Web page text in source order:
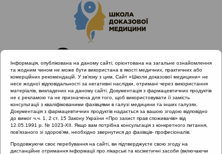
Головна Нормативні документи Бронхіт
Рубрика:
Бронхіт
Інформація, опублікована на даному сайті, орієнтована на загальне ознайомлення
та жодним чином не може бути використана в якості медичних, практичних або
комерційних рекомендацій. У зв’язку з цим, Сайт «Школи доказової медицини» не
несе жодної відповідальності за негативні наслідки, отримані через використання
матеріалів, викладених на даному сайті. Документація з фармацевтичних продуктів
не є рекламою та не призначена для того, щоб використовувати її замість
консультації з кваліфікованими фахівцями в галузі медицини та інших галузях.
Документація з фармацевтичних продуктів надається за вашою згодою відповідно
до вимог ч.ч. 1, 2 ст. 15 Закону України «Про захист прав споживачів» від
12.05.1991 р. № 1023-XII. Якщо вам потрібна консультація з конкретного питання,
пов’язаного зі здоров’ям, необхідно звернутися до фахівців- професіоналів.
Продовжуючи своє перебування на сайті, ви підтверджуєте свою згоду на
дистанційне отримання інформації про лікарські та косметичні засоби (включаючи